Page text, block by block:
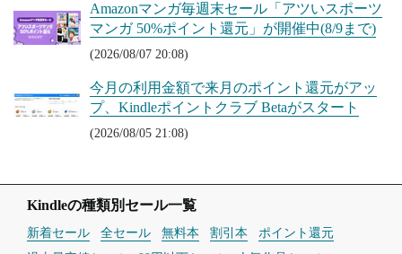
Amazonマンガ毎週末セール「アツいスポーツ
マンガ 50%ポイント還元」が開催中(8/9まで)
(2026/08/07 20:08)
今月の利用金額で来月のポイント還元がアッ
プ、Kindleポイントクラブ Betaがスタート
(2026/08/05 21:08)
Kindleの種類別セール一覧
新着セール 全セール 無料本 割引本
ポイント還元